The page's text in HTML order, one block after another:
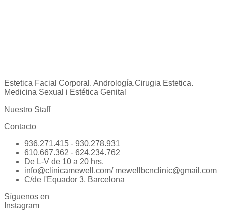
Estetica Facial Corporal. Andrología.Cirugia Estetica.
Medicina Sexual i Estética Genital
Nuestro Staff
Contacto
936.271.415 - 930.278.931
610.667.362 - 624.234.762
De L-V de 10 a 20 hrs.
info@clinicamewell.com/ mewellbcnclinic@gmail.com
C/de l'Equador 3, Barcelona
Síguenos en
Instagram